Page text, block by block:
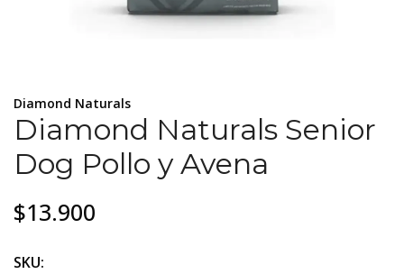
Diamond Naturals
Diamond Naturals Senior
Dog Pollo y Avena
$13.900
SKU: